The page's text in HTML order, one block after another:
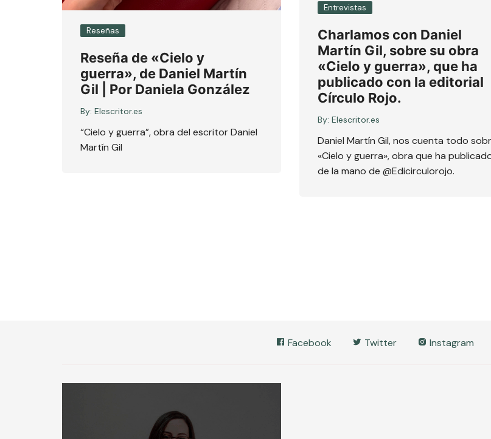
Reseñas
Reseña de «Cielo y
guerra», de Daniel Martín
Gil | Por Daniela González
By: Elescritor.es
“Cielo y guerra”, obra del escritor Daniel
Martín Gil
Entrevistas
Charlamos con Daniel
Martín Gil, sobre su obra
«Cielo y guerra», que ha
publicado con la editorial
Círculo Rojo.
By: Elescritor.es
Daniel Martín Gil, nos cuenta todo
«Cielo y guerra», obra que ha
de la mano de @Edicirculorojo.
Facebook Twitter Instagram